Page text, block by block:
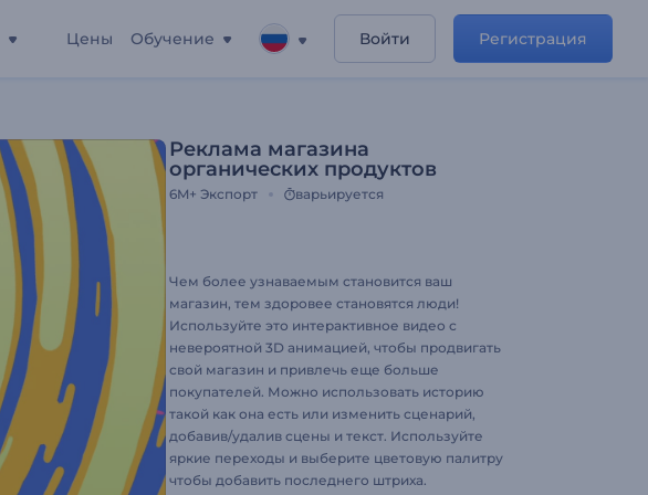
Цены Обучение Войти Регистрация
Реклама магазина
органических продуктов
6M+ Экспорт варьируется
Чем более узнаваемым становится ваш
магазин, тем здоровее становятся люди!
Используйте это интерактивное видео с
невероятной 3D анимацией, чтобы продвигать
свой магазин и привлечь еще больше
покупателей. Можно использовать историю
такой как она есть или изменить сценарий,
добавив/удалив сцены и текст. Используйте
яркие переходы и выберите цветовую палитру
чтобы добавить последнего штриха.